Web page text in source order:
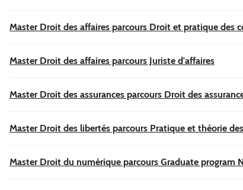
Master Droit des affaires parcours Droit et pratique des
Master Droit des affaires parcours Juriste d'affaires
Master Droit des assurances parcours Droit des
Master Droit des libertés parcours Pratique et théorie
Master Droit du numérique parcours Graduate